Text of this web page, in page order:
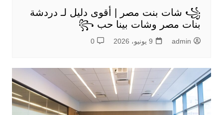
꧁ شات بنت مصر | أقوى دليل لـ دردشة
بنات مصر وشات بينا حب ꧂
admin 9 يونيو، 2026 0